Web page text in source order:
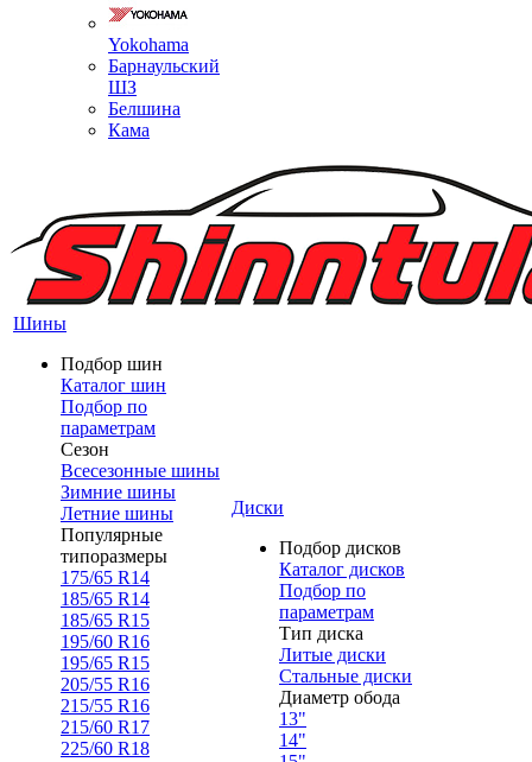
Yokohama
Барнаульский
ШЗ
Белшина
Кама
Шины
Подбор шин
Каталог шин
Подбор по
параметрам
Сезон
Всесезонные шины
Зимние шины
Летние шины
Популярные
типоразмеры
175/65 R14
185/65 R14
185/65 R15
195/60 R16
195/65 R15
205/55 R16
215/55 R16
215/60 R17
225/60 R18
Диски
Подбор дисков
Каталог дисков
Подбор по
параметрам
Тип диска
Литые диски
Стальные диски
Диаметр обода
13"
14"